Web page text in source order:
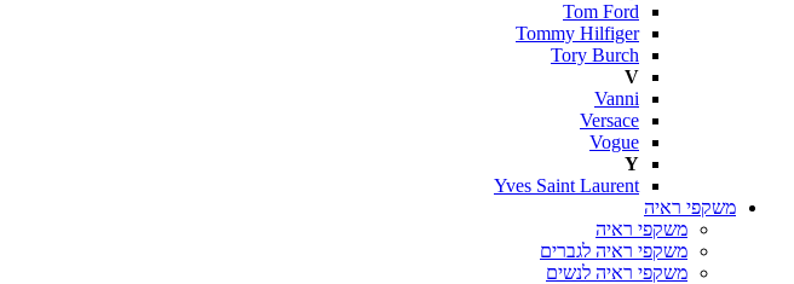
Tom Ford
Tommy Hilfiger
Tory Burch
V
Vanni
Versace
Vogue
Y
Yves Saint Laurent
משקפי ראיה
משקפי ראיה
משקפי ראיה לגברים
משקפי ראיה לנשים